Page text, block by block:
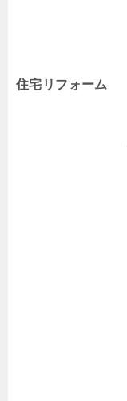
住宅リフォーム